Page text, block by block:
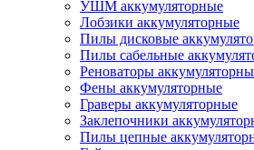
УШМ аккумуляторные
Лобзики аккумуляторные
Пилы дисковые
Пилы сабельные
Реноваторы
Фены аккумуляторные
Граверы аккумуляторные
Заклепочники
Пилы цепные